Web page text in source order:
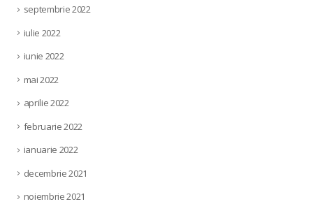
septembrie 2022
iulie 2022
iunie 2022
mai 2022
aprilie 2022
februarie 2022
ianuarie 2022
decembrie 2021
noiembrie 2021